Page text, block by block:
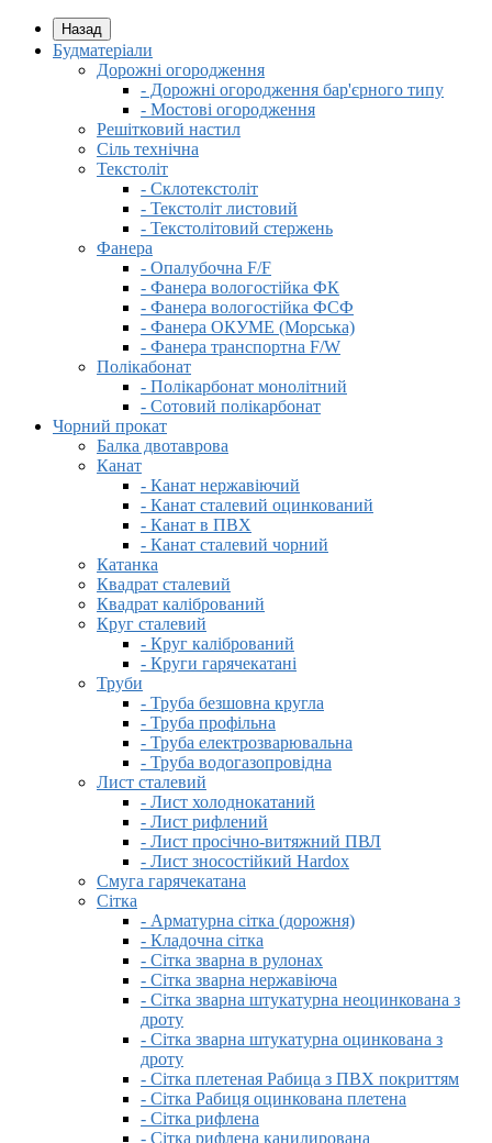
Назад
Будматеріали
Дорожні огородження
- Дорожні огородження бар'єрного типу
- Мостові огородження
Решітковий настил
Сіль технічна
Текстоліт
- Склотекстоліт
- Текстоліт листовий
- Текстолітовий стержень
Фанера
- Опалубочна F/F
- Фанера вологостійка ФК
- Фанера вологостійка ФСФ
- Фанера ОКУМЕ (Морська)
- Фанера транспортна F/W
Полікабонат
- Полікарбонат монолітний
- Сотовий полікарбонат
Чорний прокат
Балка двотаврова
Канат
- Канат нержавіючий
- Канат сталевий оцинкований
- Канат в ПВХ
- Канат сталевий чорний
Катанка
Квадрат сталевий
Квадрат калібрований
Круг сталевий
- Круг калібрований
- Круги гарячекатані
Труби
- Труба безшовна кругла
- Труба профільна
- Труба електрозварювальна
- Труба водогазопровідна
Лист сталевий
- Лист холоднокатаний
- Лист рифлений
- Лист просічно-витяжний ПВЛ
- Лист зносостійкий Hardox
Смуга гарячекатана
Сітка
- Арматурна сітка (дорожня)
- Кладочна сітка
- Сітка зварна в рулонах
- Сітка зварна нержавіюча
- Сітка зварна штукатурна неоцинкована з
дроту
- Сітка зварна штукатурна оцинкована з
дроту
- Сітка плетеная Рабица з ПВХ покриттям
- Сітка Рабиця оцинкована плетена
- Сітка рифлена
- Сітка рифлена канилирована